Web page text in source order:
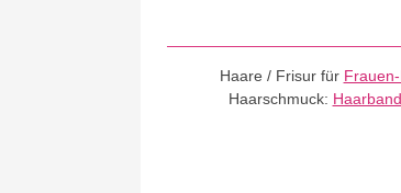
Haare / Frisur für
Haarschmuck: Haarband